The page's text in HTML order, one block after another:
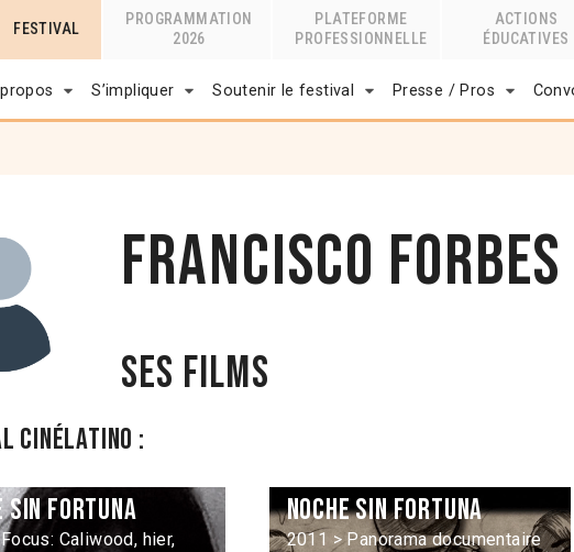
FESTIVAL
PROGRAMMATION
2026
PLATEFORME
PROFESSIONNELLE
ACTIONS
ÉDUCATIVES
S’impliquer Soutenir le festival Presse / Pros
Francisco Forbes
Ses films
Cinélatino :
sin fortuna
Caliwood, hier,
Noche sin fortuna
2011 > Panorama documentaire